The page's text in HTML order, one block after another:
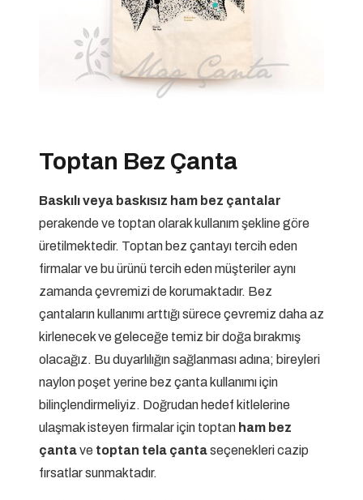
Toptan Bez Çanta
Baskılı veya baskısız ham bez çantalar
perakende ve toptan olarak kullanım şekline göre
üretilmektedir. Toptan bez çantayı tercih eden
firmalar ve bu ürünü tercih eden müşteriler aynı
zamanda çevremizi de korumaktadır. Bez
çantaların kullanımı arttığı sürece çevremiz daha az
kirlenecek ve geleceğe temiz bir doğa bırakmış
olacağız. Bu duyarlılığın sağlanması adına; bireyleri
naylon poşet yerine bez çanta kullanımı için
bilinçlendirmeliyiz. Doğrudan hedef kitlelerine
ulaşmak isteyen firmalar için toptan ham bez
çantave toptan tela çantaseçenekleri cazip
fırsatlar sunmaktadır.